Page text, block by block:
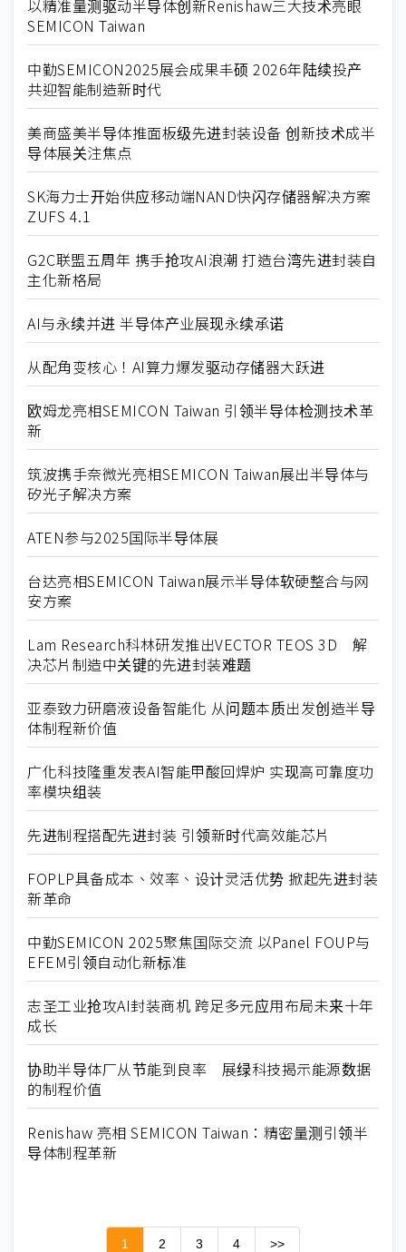
以精准量测驱动半导体创新Renishaw三大技术亮眼
SEMICON Taiwan
中勤SEMICON2025展会成果丰硕 2026年陆续投产
共迎智能制造新时代
美商盛美半导体推面板级先进封装设备 创新技术成半
导体展关注焦点
SK海力士开始供应移动端NAND快闪存储器解决方案
ZUFS 4.1
G2C联盟五周年 携手抢攻AI浪潮 打造台湾先进封装自
主化新格局
AI与永续并进 半导体产业展现永续承诺
从配角变核心！AI算力爆发驱动存储器大跃进
欧姆龙亮相SEMICON Taiwan 引领半导体检测技术革
新
筑波携手奈微光亮相SEMICON Taiwan展出半导体与
矽光子解决方案
ATEN参与2025国际半导体展
台达亮相SEMICON Taiwan展示半导体软硬整合与网
安方案
Lam Research科林研发推出VECTOR TEOS 3D 解
决芯片制造中关键的先进封装难题
亚泰致力研磨液设备智能化 从问题本质出发创造半导
体制程新价值
广化科技隆重发表AI智能甲酸回焊炉 实现高可靠度功
率模块组装
先进制程搭配先进封装 引领新时代高效能芯片
FOPLP具备成本、效率、设计灵活优势 掀起先进封装
新革命
中勤SEMICON 2025聚焦国际交流 以Panel FOUP与
EFEM引领自动化新标准
志圣工业抢攻AI封装商机 跨足多元应用布局未来十年
成长
协助半导体厂从节能到良率 展绿科技揭示能源数据
的制程价值
Renishaw 亮相 SEMICON Taiwan：精密量测引领半
导体制程革新
1 2 3 4 >>